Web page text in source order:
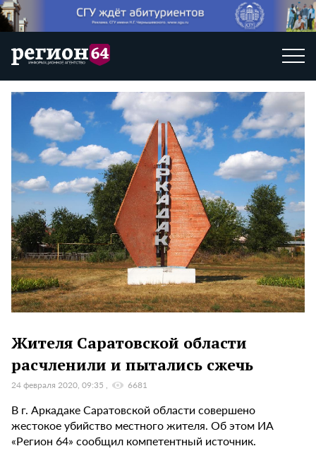
Жителя Саратовской области
расчленили и пытались сжечь
24 февраля 2020, 09:35 6681
В г. Аркадаке Саратовской области совершено
жестокое убийство местного жителя. Об этом ИА
«Регион 64» сообщил компетентный источник.